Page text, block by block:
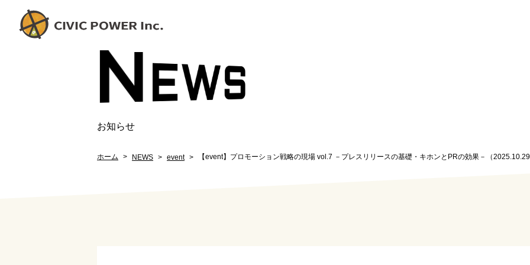
NEW
S
お知らせ
ホーム NEWS event 【event】プロモーション戦略の現場 vol.7 －プレスリリースの基礎・キホンとPRの効果－（